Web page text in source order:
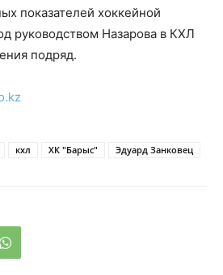
показателей хоккейной
руководством Назарова в КХЛ
подряд.
кхл ХК "Барыс" Эдуард Занковец